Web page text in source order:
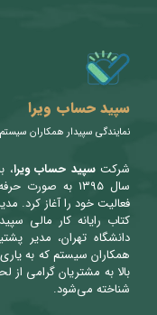
سپید حساب ویرا
نمایندگی سپیدار همکاران سیستم
شرکتسپید حساب ویرا،
سال ۱۳۹۵ به
فعالیت خود را آغاز کرد.
کتاب رایانه کار مالی
دانشگاه تهران، مدیر
همکاران سیستم که به
بالا به مشتریان گرامی
شناخته می‌شود.